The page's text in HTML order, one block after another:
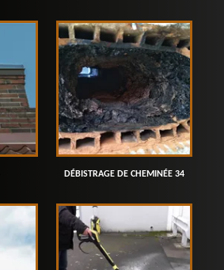
DÉBISTRAGE DE CHEMINÉE 34